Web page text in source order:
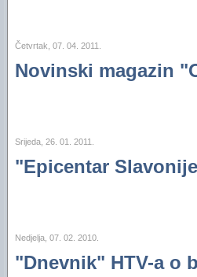
Četvrtak, 07. 04. 2011.
Novinski magazin
Srijeda, 26. 01. 2011.
"Epicentar
Nedjelja, 07. 02. 2010.
"Dnevnik" HTV-a o